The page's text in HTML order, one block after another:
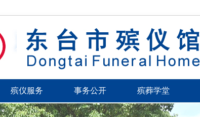
殡仪服务 事务公开 殡葬学堂